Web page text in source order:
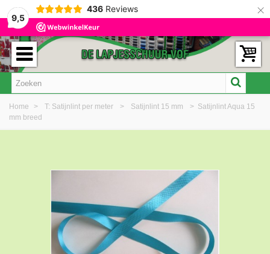
9,5
436 Reviews ×
Home > T: Satijnlint per meter > Satijnlint 15 mm > Satijnlint Aqua 15
mm breed